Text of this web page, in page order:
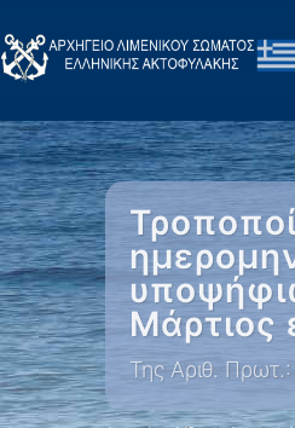
Μάρτιος
Της Αριθ.